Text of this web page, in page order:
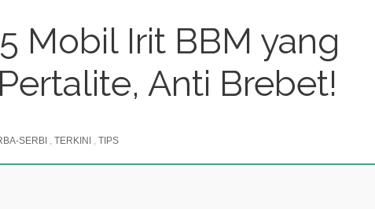
Mobil Irit BBM yang
Anti Brebet!
SERBI , TERKINI , TIPS